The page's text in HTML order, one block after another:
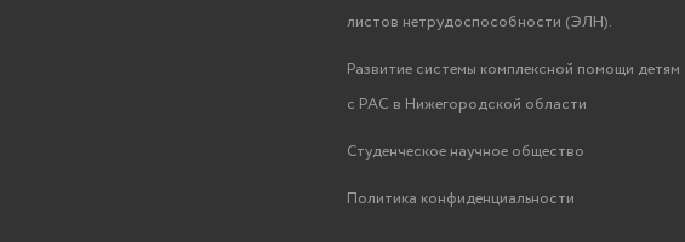
листов нетрудоспособности (ЭЛН).
Развитие системы комплексной помощи детям
с РАС в Нижегородской области
Студенческое научное общество
Политика конфиденциальности